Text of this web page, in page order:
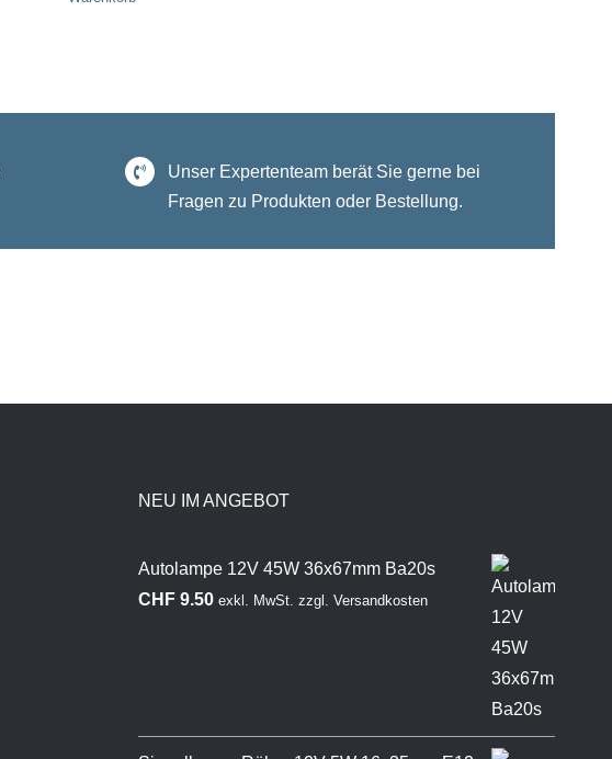
Unser Expertenteam berät Sie gerne bei
Fragen zu Produkten oder Bestellung.
NEU IM ANGEBOT
Autolampe 12V 45W 36x67mm Ba20s
CHF9.50 exkl. MwSt. zzgl. Versandkosten